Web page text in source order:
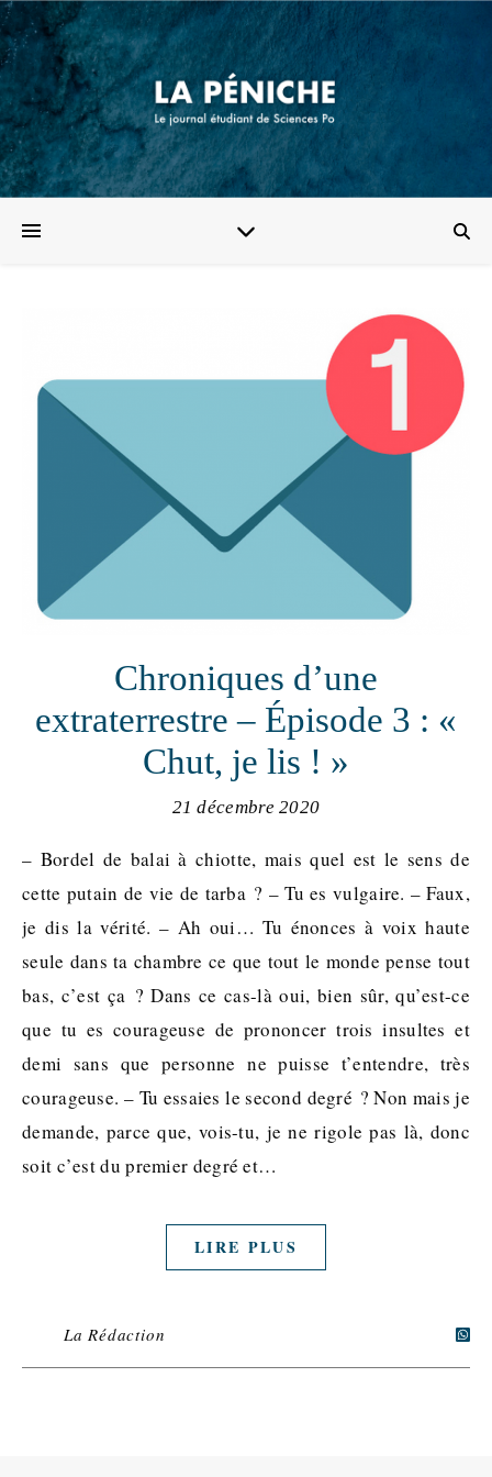
Chroniques d’une
extraterrestre – Épisode 3 : «
Chut, je lis ! »
21 décembre 2020
– Bordel de balai à chiotte, mais quel est le sens de
cette putain de vie de tarba ? – Tu es vulgaire. – Faux,
je dis la vérité. – Ah oui… Tu énonces à voix haute
seule dans ta chambre ce que tout le monde pense tout
bas, c’est ça ? Dans ce cas-là oui, bien sûr, qu’est-ce
que tu es courageuse de prononcer trois insultes et
demi sans que personne ne puisse t’entendre, très
courageuse. – Tu essaies le second degré ? Non mais je
demande, parce que, vois-tu, je ne rigole pas là, donc
soit c’est du premier degré et…
LIRE PLUS
La Rédaction